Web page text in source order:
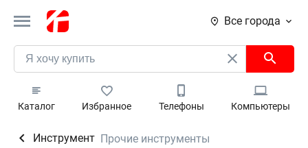
Все города
Каталог Избранное Телефоны Компьютеры
Инструмент Прочие инструменты